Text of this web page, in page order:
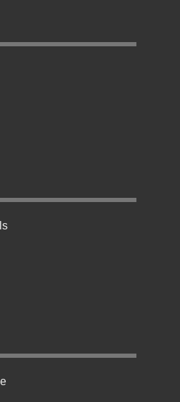
de page 2
de page 3
de page 4